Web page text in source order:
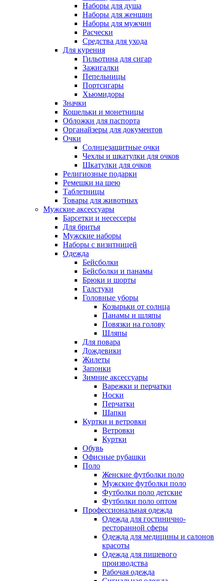
Наборы для душа
Наборы для женщин
Наборы для мужчин
Расчески
Средства для ухода
Для курения
Гильотина для сигар
Зажигалки
Пепельницы
Портсигары
Хьюмидоры
Значки
Кошельки и монетницы
Обложки для паспорта
Органайзеры для документов
Очки
Солнцезащитные очки
Чехлы и шкатулки для очков
Шкатулки для очков
Религиозные подарки
Ремешки на шею
Таблетницы
Товары для животных
Мужские аксессуары
Барсетки и несессеры
Для бритья
Мужские наборы
Наборы с визитницей
Одежда
Бейсболки
Бейсболки и панамы
Брюки и шорты
Галстуки
Головные уборы
Козырьки от солнца
Панамы и шляпы
Повязки на голову
Шляпы
Для повара
Дождевики
Жилеты
Запонки
Зимние аксессуары
Варежки и перчатки
Носки
Перчатки
Шапки
Куртки и ветровки
Ветровки
Куртки
Обувь
Офисные рубашки
Поло
Женские футболки поло
Мужские футболки поло
Футболки поло детские
Футболки поло оптом
Профессиональная одежда
Одежда для гостинично-
ресторанной сферы
Одежда для медицины и салонов
красоты
Одежда для пищевого
производства
Рабочая одежда